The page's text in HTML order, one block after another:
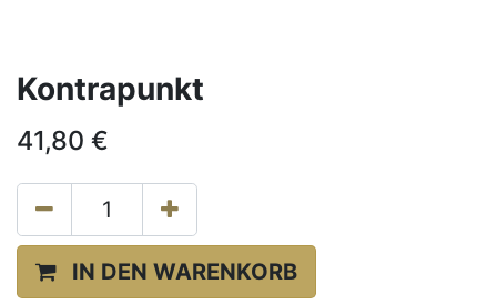
Kontrapunkt
41,80 €
IN DEN WARENKORB